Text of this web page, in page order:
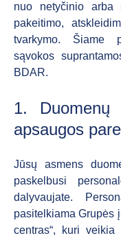
nuo netyčinio arba
pakeitimo,
tvarkymo. Šiame
sąvokos
BDAR.
1. Duomenų
apsaugos
Jūsų asmens
paskelbusi
dalyvaujate.
pasitelkiama Grupės
centras“, kuri